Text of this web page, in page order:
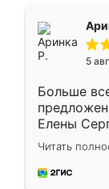
5
Больше
Елены
короткие
для
Читать